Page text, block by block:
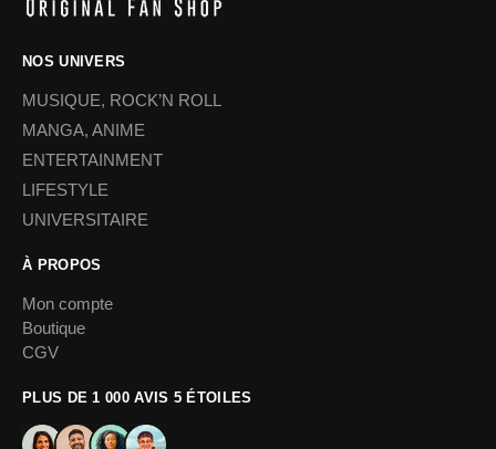
NOS UNIVERS
MUSIQUE, ROCK’N ROLL
MANGA, ANIME
ENTERTAINMENT
LIFESTYLE
UNIVERSITAIRE
À PROPOS
Mon compte
Boutique
CGV
PLUS DE 1 000 AVIS 5 ÉTOILES